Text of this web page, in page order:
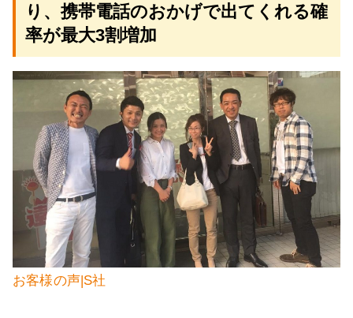
り、携帯電話のおかげで出てくれる確
率が最大3割増加
お客様の声|S社